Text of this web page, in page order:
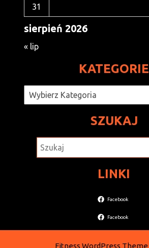
sierpień 2026
31
« lip
KATEGORIE
Kategorie
SZUKAJ
LINKI
Facebook
Facebook
Fitness WordPress Theme